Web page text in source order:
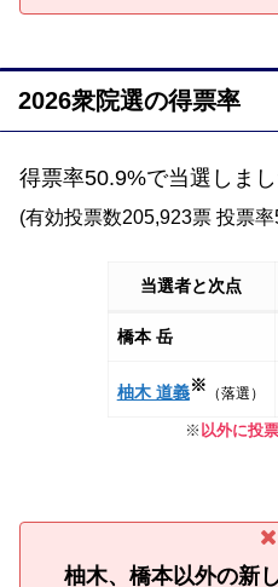
2026衆院選の得票率
得票率50.9%で当選しまし
(有効投票数205,923票 投票
当選者と次点
橋本 岳
柚木 道義※ （落選）
※ 以外に投
柚木、橋本以外の新